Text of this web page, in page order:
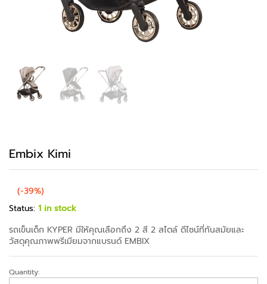
Embix Kimi
(-39%)
Status: 1 in stock
รถเข็นเด็ก KYPER มีให้คุณเลือกถึง 2 สี 2 สไตล์ ดีไซน์ที่ทันสมัยและ
วัสดุคุณภาพพรีเมียมจากแบรนด์ EMBIX
Quantity: